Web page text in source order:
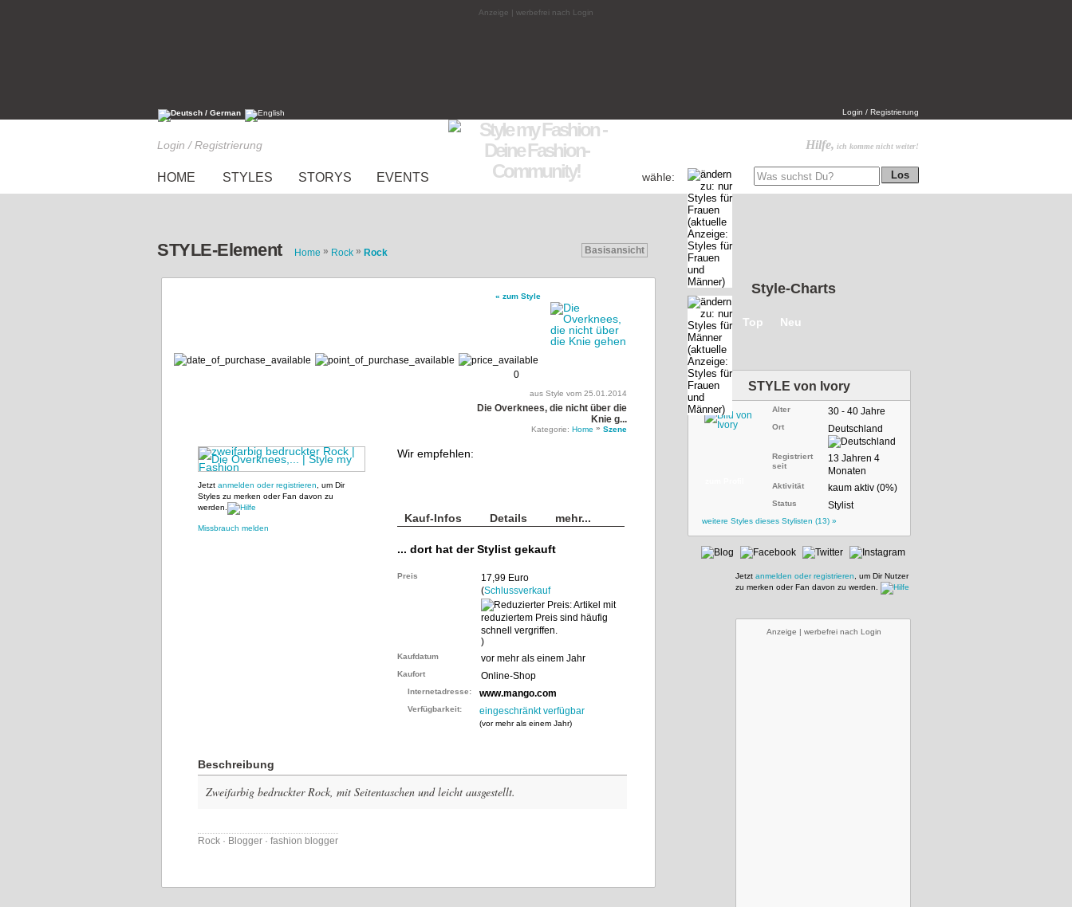
Anzeige | werbefrei nach Login
Login / Registrierung
Hilfe, ich komme nicht weiter!
Login / Registrierung
HOME STYLES STORYS EVENTS wähle:
STYLE-Element Home » Rock » Rock Basisansicht
« zum Style
0
aus Style vom 25.01.2014
Die Overknees, die nicht über die
Knie g...
Kategorie: Home » Szene
Jetzt anmelden oder registrieren , um Dir
Styles zu merken oder Fan davon zu
werden.
Missbrauch melden
Wir empfehlen:
Kauf-Infos Details mehr...
... dort hat der Stylist gekauft
Preis
17,99 Euro
(Schlussverkauf
)
Kaufdatum vor mehr als einem Jahr
Kaufort Online-Shop
Internetadresse: www.mango.com
Verfügbarkeit: eingeschränkt verfügbar
(vor mehr als einem Jahr)
Beschreibung
Zweifarbig bedruckter Rock, mit Seitentaschen und leicht ausgestellt.
Rock · Blogger · fashion blogger
Style-Charts
Top Neu
STYLE von Ivory
Alter 30 - 40 Jahre
Ort Deutschland
Registriert
seit
13 Jahren 4
Monaten
Aktivität kaum aktiv (0%)
Status Stylist
weitere Styles dieses Stylisten (13) »
Jetzt anmelden oder registrieren , um Dir Nutzer
zu merken oder Fan davon zu werden.
Anzeige | werbefrei nach Login